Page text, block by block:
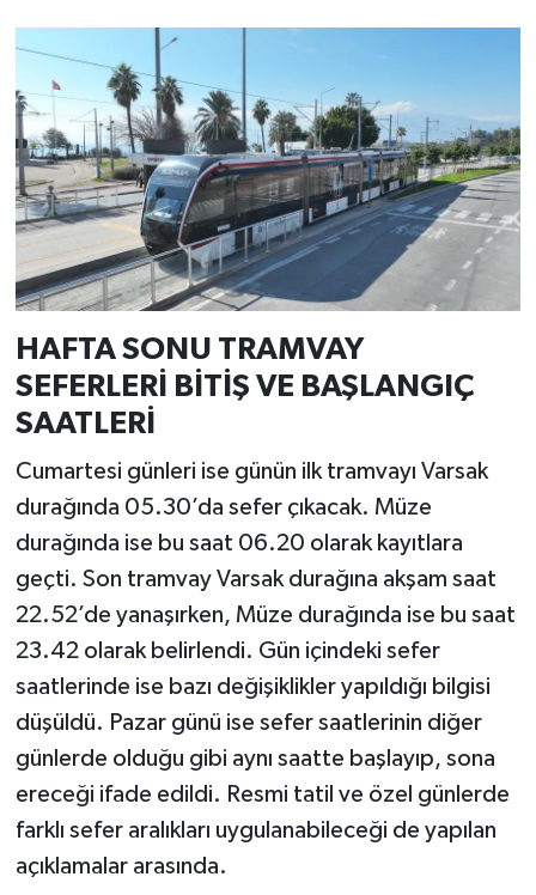
HAFTA SONU TRAMVAY
SEFERLERİ BİTİŞ VE BAŞLANGIÇ
SAATLERİ
Cumartesi günleri ise günün ilk tramvayı Varsak
durağında 05.30’da sefer çıkacak. Müze
durağında ise bu saat 06.20 olarak kayıtlara
geçti. Son tramvay Varsak durağına akşam saat
22.52’de yanaşırken, Müze durağında ise bu saat
23.42 olarak belirlendi. Gün içindeki sefer
saatlerinde ise bazı değişiklikler yapıldığı bilgisi
düşüldü. Pazar günü ise sefer saatlerinin diğer
günlerde olduğu gibi aynı saatte başlayıp, sona
ereceği ifade edildi. Resmi tatil ve özel günlerde
farklı sefer aralıkları uygulanabileceği de yapılan
açıklamalar arasında.